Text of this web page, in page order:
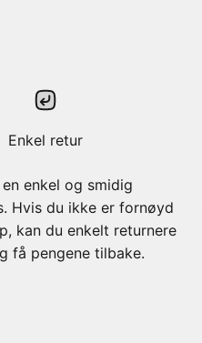
Enkel retur
enkel og smidig
Hvis du ikke er fornøyd
kan du enkelt returnere
få pengene tilbake.